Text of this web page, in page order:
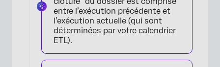
entre l’exécution précédente et
l’exécution actuelle (qui sont
déterminées par votre calendrier
ETL).